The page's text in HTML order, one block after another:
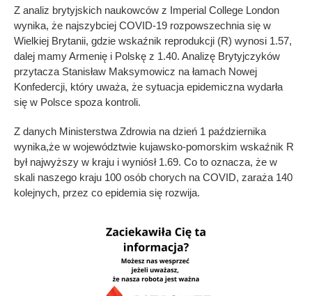
Z analiz brytyjskich naukowców z Imperial College London
wynika, że najszybciej COVID-19 rozpowszechnia się w
Wielkiej Brytanii, gdzie wskaźnik reprodukcji (R) wynosi 1.57,
dalej mamy Armenię i Polskę z 1.40. Analizę Brytyjczyków
przytacza Stanisław Maksymowicz na łamach Nowej
Konfedercji, który uważa, że sytuacja epidemiczna wydarła
się w Polsce spoza kontroli.
Z danych Ministerstwa Zdrowia na dzień 1 października
wynika,że w województwie kujawsko-pomorskim wskaźnik R
był najwyższy w kraju i wyniósł 1.69. Co to oznacza, że w
skali naszego kraju 100 osób chorych na COVID, zaraża 140
kolejnych, przez co epidemia się rozwija.